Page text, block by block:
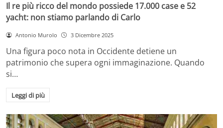
Il re più ricco del mondo possiede 17.000 case e 52
yacht: non stiamo parlando di Carlo
Antonio Murolo 3 Dicembre 2025
Una figura poco nota in Occidente detiene un
patrimonio che supera ogni immaginazione. Quando
si…
Leggi di più